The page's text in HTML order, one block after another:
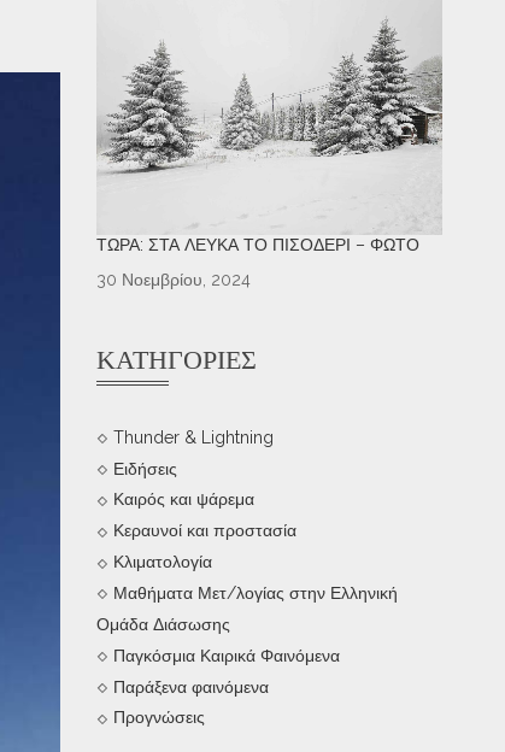
ΤΏΡΑ: ΣΤΑ ΛΕΥΚΆ ΤΟ ΠΙΣΟΔΈΡΙ – ΦΩΤΌ
30 Νοεμβρίου, 2024
ΚΑΤΗΓΟΡΊΕΣ
Thunder & Lightning
Ειδήσεις
Καιρός και ψάρεμα
Κεραυνοί και προστασία
Κλιματολογία
Μαθήματα Μετ/λογίας στην Ελληνική
Ομάδα Διάσωσης
Παγκόσμια Καιρικά Φαινόμενα
Παράξενα φαινόμενα
Προγνώσεις